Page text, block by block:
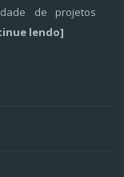
de projetos
lendo]